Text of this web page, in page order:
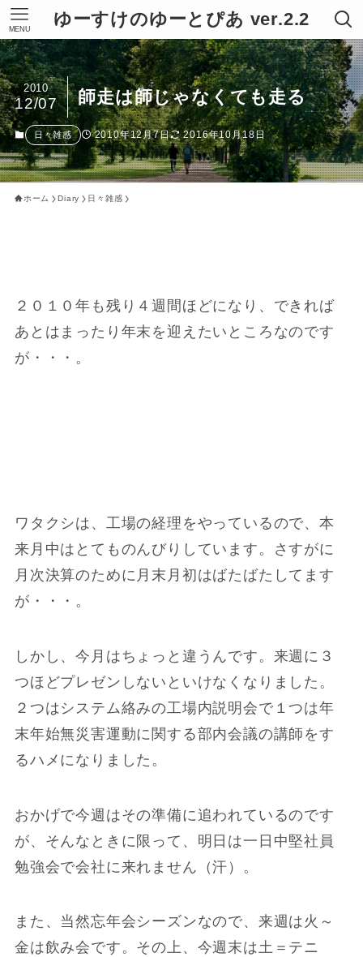
ゆーすけのゆーとぴあ ver.2.2
MENU
師走は師じゃなくても走る
2010
12/07
日々雑感 2010年12月7日 2016年10月18日
ホーム Diary 日々雑感
２０１０年も残り４週間ほどになり、できれば
あとはまったり年末を迎えたいところなのです
が・・・。
ワタクシは、工場の経理をやっているので、本
来月中はとてものんびりしています。さすがに
月次決算のために月末月初はばたばたしてます
が・・・。
しかし、今月はちょっと違うんです。来週に３
つほどプレゼンしないといけなくなりました。
２つはシステム絡みの工場内説明会で１つは年
末年始無災害運動に関する部内会議の講師をす
るハメになりました。
おかげで今週はその準備に追われているのです
が、そんなときに限って、明日は一日中堅社員
勉強会で会社に来れません（汗）。
また、当然忘年会シーズンなので、来週は火～
金は飲み会です。その上、今週末は土＝テニ